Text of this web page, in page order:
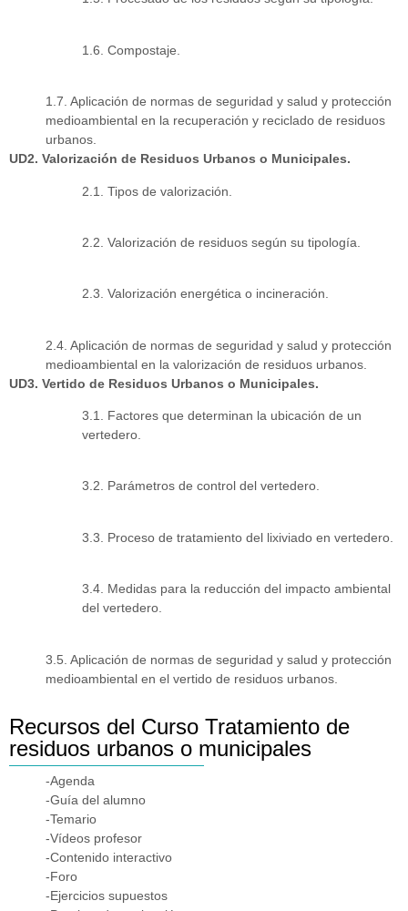
1.6. Compostaje.
1.7. Aplicación de normas de seguridad y salud y protección
medioambiental en la recuperación y reciclado de residuos
urbanos.
UD2. Valorización de Residuos Urbanos o Municipales.
2.1. Tipos de valorización.
2.2. Valorización de residuos según su tipología.
2.3. Valorización energética o incineración.
2.4. Aplicación de normas de seguridad y salud y protección
medioambiental en la valorización de residuos urbanos.
UD3. Vertido de Residuos Urbanos o Municipales.
3.1. Factores que determinan la ubicación de un
vertedero.
3.2. Parámetros de control del vertedero.
3.3. Proceso de tratamiento del lixiviado en vertedero.
3.4. Medidas para la reducción del impacto ambiental
del vertedero.
3.5. Aplicación de normas de seguridad y salud y protección
medioambiental en el vertido de residuos urbanos.
Recursos del Curso Tratamiento de
residuos urbanos o municipales
-Agenda
-Guía del alumno
-Temario
-Vídeos profesor
-Contenido interactivo
-Foro
-Ejercicios supuestos